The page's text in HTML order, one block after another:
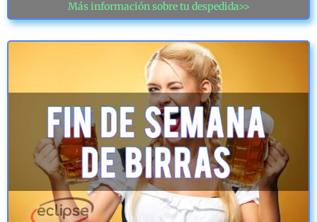
Más información sobre tu despedida>>